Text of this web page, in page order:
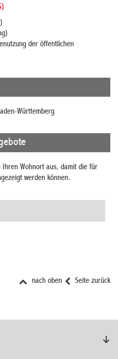
der öffentlichen
Württemberg
Ihren Wohnort aus, damit die für
werden können.
Seite zurück
nach oben